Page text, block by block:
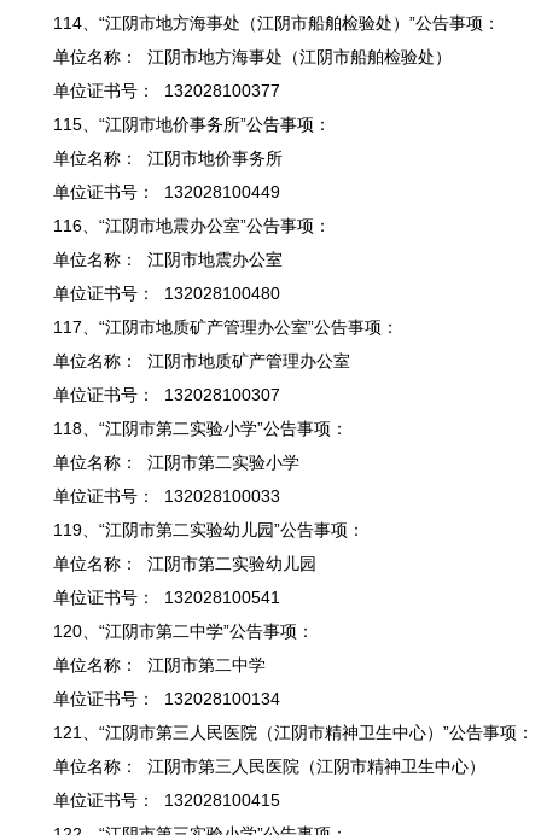
114、“江阴市地方海事处（江阴市船舶检验处）”公告事项：
单位名称： 江阴市地方海事处（江阴市船舶检验处）
单位证书号： 132028100377
115、“江阴市地价事务所”公告事项：
单位名称： 江阴市地价事务所
单位证书号： 132028100449
116、“江阴市地震办公室”公告事项：
单位名称： 江阴市地震办公室
单位证书号： 132028100480
117、“江阴市地质矿产管理办公室”公告事项：
单位名称： 江阴市地质矿产管理办公室
单位证书号： 132028100307
118、“江阴市第二实验小学”公告事项：
单位名称： 江阴市第二实验小学
单位证书号： 132028100033
119、“江阴市第二实验幼儿园”公告事项：
单位名称： 江阴市第二实验幼儿园
单位证书号： 132028100541
120、“江阴市第二中学”公告事项：
单位名称： 江阴市第二中学
单位证书号： 132028100134
121、“江阴市第三人民医院（江阴市精神卫生中心）”公告事项：
单位名称： 江阴市第三人民医院（江阴市精神卫生中心）
单位证书号： 132028100415